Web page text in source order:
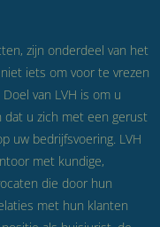
zijn onderdeel van het
iets om voor te vrezen
van LVH is om u
dat u zich met een gerust
uw bedrijfsvoering. LVH
met kundige,
die door hun
met hun klanten